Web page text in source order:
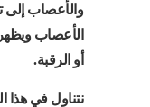
والأعصاب
الأعصاب
أو الرقبة.
نتناول في هذا